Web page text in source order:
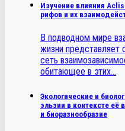
Изучение влияния
рифов и их
В подводном мире
жизни представляет
сеть
обитающее в этих…
Экологические и
эльзии в контексте
и биоразнообразие